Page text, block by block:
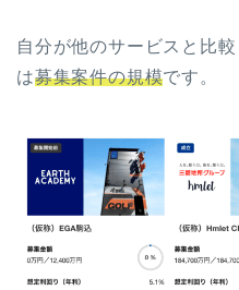
自分が他のサービスと比
は募集案件の規模です。